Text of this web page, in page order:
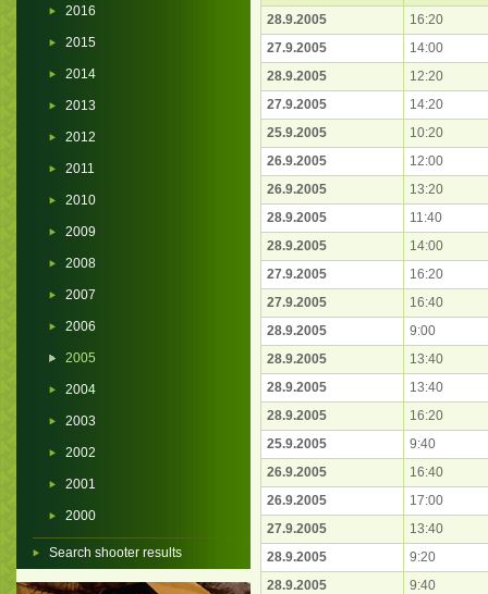
28.9.2005
16:20
27.9.2005
14:00
28.9.2005
12:20
27.9.2005
14:20
25.9.2005
10:20
26.9.2005
12:00
26.9.2005
13:20
28.9.2005
11:40
28.9.2005
14:00
27.9.2005
16:20
27.9.2005
16:40
28.9.2005
9:00
28.9.2005
13:40
28.9.2005
13:40
28.9.2005
16:20
25.9.2005
9:40
26.9.2005
16:40
26.9.2005
17:00
27.9.2005
13:40
28.9.2005
9:20
28.9.2005
9:40
2016
2015
2014
2013
2012
2011
2010
2009
2008
2007
2006
2005
2004
2003
2002
2001
2000
Search shooter results